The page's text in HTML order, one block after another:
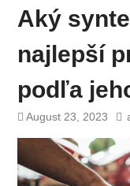
Aký
najlepší
podľa
August 23, 2023